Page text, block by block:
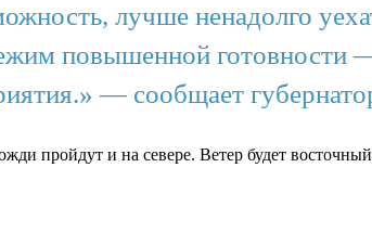
лучше ненадолго
повышенной готовности
— сообщает
пройдут и на севере. Ветер будет